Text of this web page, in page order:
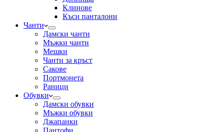
Клинове
Къси панталони
Чанти
Дамски чанти
Мъжки чанти
Мешки
Чанти за кръст
Сакове
Портмонета
Раници
Обувки
Дамски обувки
Мъжки обувки
Джапанки
Пантофи